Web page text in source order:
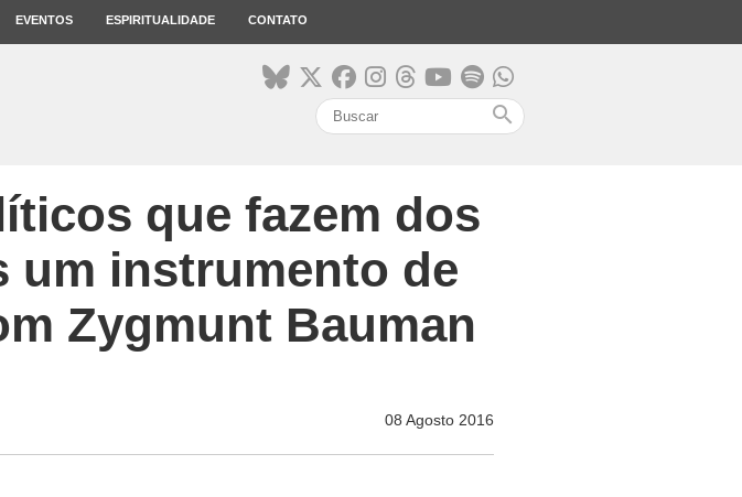
EVENTOS ESPIRITUALIDADE CONTATO
search
que fazem dos
um instrumento de
Zygmunt Bauman
08 Agosto 2016